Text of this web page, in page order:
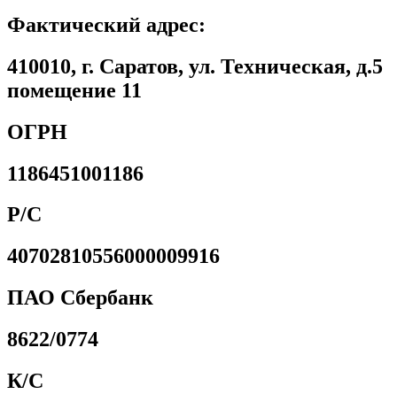
Фактический адрес:
410010, г. Саратов, ул. Техническая, д.5
помещение 11
ОГРН
1186451001186
Р/С
40702810556000009916
ПАО Сбербанк
8622/0774
К/С